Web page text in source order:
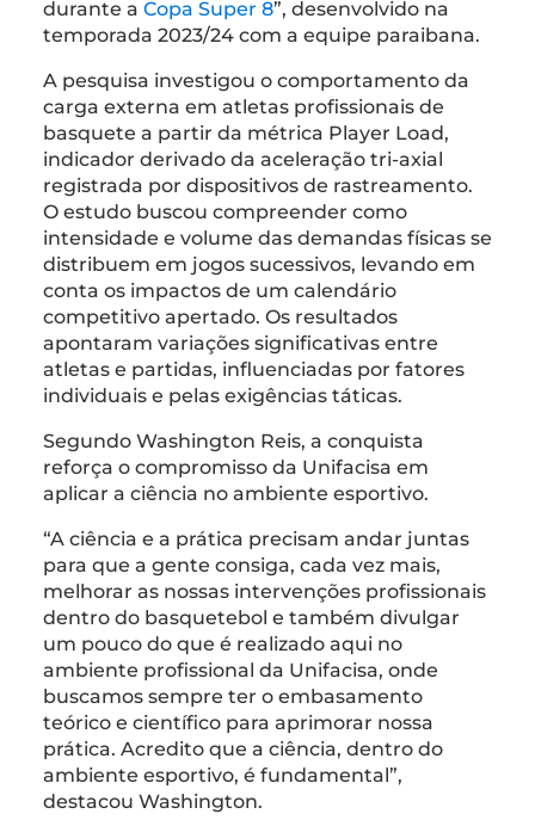
durante a Copa Super 8”, desenvolvido na
temporada 2023/24 com a equipe paraibana.
A pesquisa investigou o comportamento da
carga externa em atletas profissionais de
basquete a partir da métrica Player Load,
indicador derivado da aceleração tri-axial
registrada por dispositivos de rastreamento.
O estudo buscou compreender como
intensidade e volume das demandas físicas se
distribuem em jogos sucessivos, levando em
conta os impactos de um calendário
competitivo apertado. Os resultados
apontaram variações significativas entre
atletas e partidas, influenciadas por fatores
individuais e pelas exigências táticas.
Segundo Washington Reis, a conquista
reforça o compromisso da Unifacisa em
aplicar a ciência no ambiente esportivo.
“A ciência e a prática precisam andar juntas
para que a gente consiga, cada vez mais,
melhorar as nossas intervenções profissionais
dentro do basquetebol e também divulgar
um pouco do que é realizado aqui no
ambiente profissional da Unifacisa, onde
buscamos sempre ter o embasamento
teórico e científico para aprimorar nossa
prática. Acredito que a ciência, dentro do
ambiente esportivo, é fundamental”,
destacou Washington.